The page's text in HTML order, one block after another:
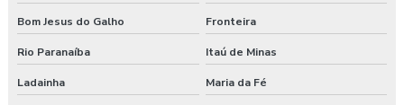
Bom Jesus do Galho Fronteira
Rio Paranaíba Itaú de Minas
Ladainha Maria da Fé